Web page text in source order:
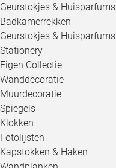
Geurstokjes & Huisparfums
Badkamerrekken
Geurstokjes & Huisparfums
Stationery
Eigen Collectie
Wanddecoratie
Muurdecoratie
Spiegels
Klokken
Fotolijsten
Kapstokken & Haken